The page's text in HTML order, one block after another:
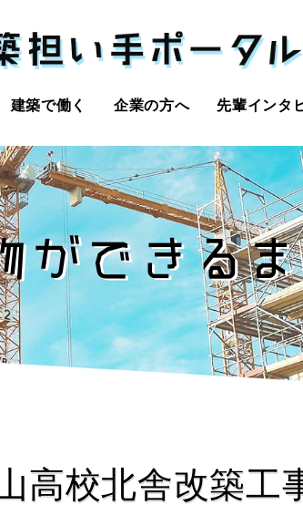
建築で働く 企業の方へ 先輩インタ
ができる
高校北舎改築工